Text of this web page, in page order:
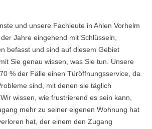
und unsere Fachleute in Ahlen Vorhelm
Jahre eingehend mit Schlüsseln,
befasst und sind auf diesem Gebiet
Sie genau wissen, was Sie tun. Unsere
% der Fälle einen Türöffnungsservice, da
sind, mit denen sie täglich
wissen, wie frustrierend es sein kann,
mehr zu seiner eigenen Wohnung hat
hat, der einem den Zugang